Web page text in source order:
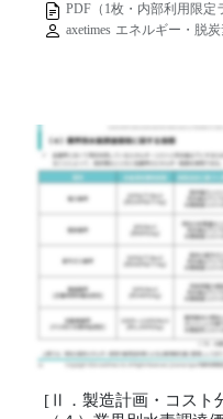
PDF（1枚・内部利用限定
axetimes エネルギー・脱
[Ⅱ．製造計画・コスト